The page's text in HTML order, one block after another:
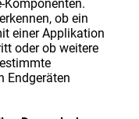
Komponenten.
ob ein
einer Applikation
oder ob weitere
Endgeräten